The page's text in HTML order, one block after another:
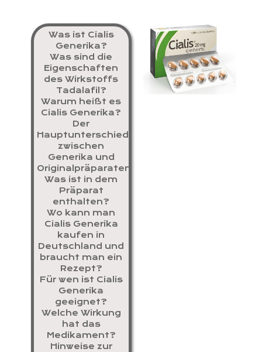
Was ist Cialis
Generika?
Was sind die
Eigenschaften
des Wirkstoffs
Tadalafil?
Warum heißt es
Cialis Generika?
Der
Hauptunterschied
zwischen
Generika und
Originalpräparaten
Was ist in dem
Präparat
enthalten?
Wo kann man
Cialis Generika
kaufen in
Deutschland und
braucht man ein
Rezept?
Für wen ist Cialis
Generika
geeignet?
Welche Wirkung
hat das
Medikament?
Hinweise zur